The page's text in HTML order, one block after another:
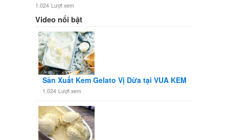
1.024 Lượt xem
Video nổi bật
Sản Xuất Kem Gelato Vị Dừa tại VUA KEM
1.024 Lượt xem